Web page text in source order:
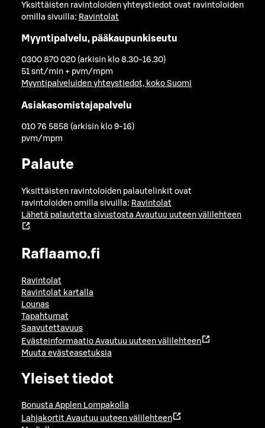
Yksittäisten ravintoloiden yhteystiedot ovat ravintoloiden
omilla sivuilla: Ravintolat
Myyntipalvelu, pääkaupunkiseutu
0300 870 020 (arkisin klo 8.30-16.30)
51 snt/min + pvm/mpm
Myyntipalveluiden yhteystiedot, koko Suomi
Asiakasomistajapalvelu
010 76 5858 (arkisin klo 9-16)
pvm/mpm
Palaute
Yksittäisten ravintoloiden palautelinkit ovat
ravintoloiden omilla sivuilla: Ravintolat
Lähetä palautetta sivustosta Avautuu uuteen välilehteen
Raflaamo.fi
Ravintolat
Ravintolat kartalla
Lounas
Tapahtumat
Saavutettavuus
Evästeinformaatio Avautuu uuteen välilehteen
Muuta evästeasetuksia
Yleiset tiedot
Bonusta Applen Lompakolla
Lahjakortit Avautuu uuteen välilehteen